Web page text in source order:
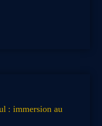
: immersion au